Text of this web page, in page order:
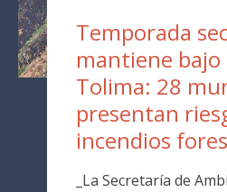
Temporada
mantiene bajo
Tolima: 28
presentan
incendios
_La Secretaría de